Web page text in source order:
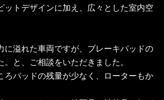
ットデザインに加え、広々とした室内空
に溢れた車両ですが、ブレーキパッドの
と、ご相談をいただきました。
ろパッドの残量が少なく、ローターもか